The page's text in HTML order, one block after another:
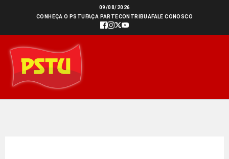
conteúdo
09/08/2026
CONHEÇA O PSTU FAÇA PARTECONTRIBUAFALE CONOSCO